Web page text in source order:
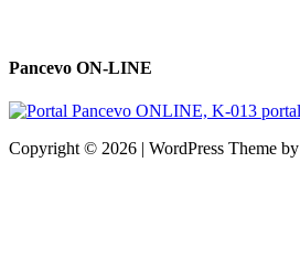
Pancevo ON-LINE
Copyright © 2026 | WordPress Theme by